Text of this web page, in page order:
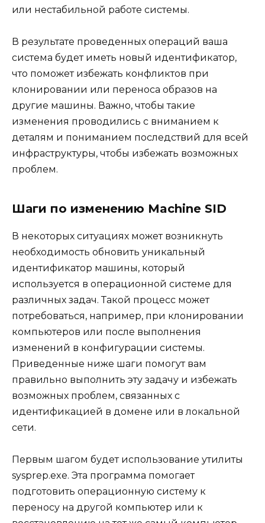
или нестабильной работе системы.
В результате проведенных операций ваша
система будет иметь новый идентификатор,
что поможет избежать конфликтов при
клонировании или переноса образов на
другие машины. Важно, чтобы такие
изменения проводились с вниманием к
деталям и пониманием последствий для всей
инфраструктуры, чтобы избежать возможных
проблем.
Шаги по изменению Machine SID
В некоторых ситуациях может возникнуть
необходимость обновить уникальный
идентификатор машины, который
используется в операционной системе для
различных задач. Такой процесс может
потребоваться, например, при клонировании
компьютеров или после выполнения
изменений в конфигурации системы.
Приведенные ниже шаги помогут вам
правильно выполнить эту задачу и избежать
возможных проблем, связанных с
идентификацией в домене или в локальной
сети.
Первым шагом будет использование утилиты
sysprep.exe. Эта программа помогает
подготовить операционную систему к
переносу на другой компьютер или к